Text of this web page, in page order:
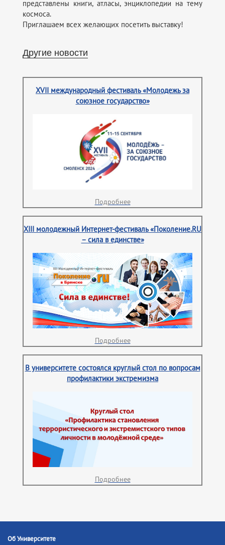
представлены книги, атласы, энциклопедии на тему
космоса.
Приглашаем всех желающих посетить выставку!
Другие новости
XVII международный фестиваль «Молодежь за
союзное государство»
Подробнее
XIII молодежный Интернет-фестиваль «Поколение.RU
– сила в единстве»
Подробнее
В университете состоялся круглый стол по вопросам
профилактики экстремизма
Подробнее
Об Университете